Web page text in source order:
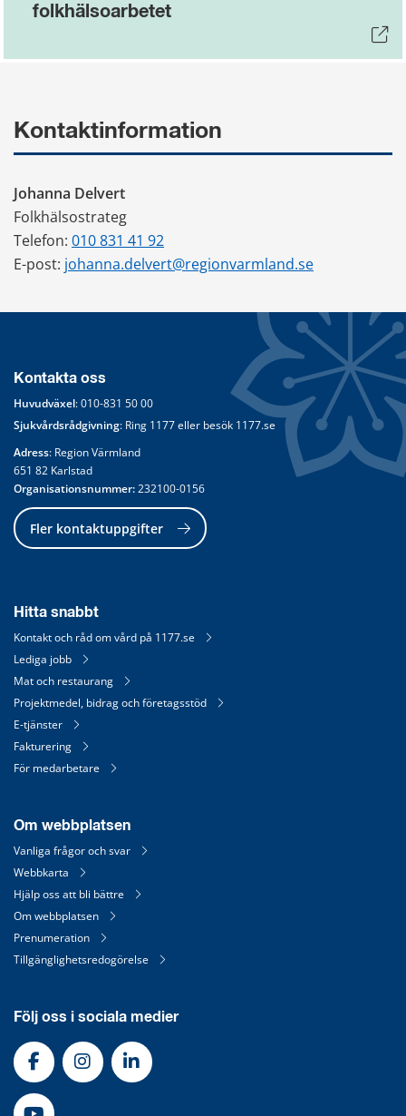
folkhälsoarbetet
Kontaktinformation
Johanna Delvert
Folkhälsostrateg
Telefon: 010 831 41 92
E-post: johanna.delvert@regionvarmland.se
Kontakta oss
Huvudväxel: 010-831 50 00
Sjukvårdsrådgivning: Ring 1177 eller besök 1177.se
Adress: Region Värmland
651 82 Karlstad
Organisationsnummer: 232100-0156
Fler kontaktuppgifter
Hitta snabbt
Kontakt och råd om vård på 1177.se
Lediga jobb
Mat och restaurang
Projektmedel, bidrag och företagsstöd
E-tjänster
Fakturering
För medarbetare
Om webbplatsen
Vanliga frågor och svar
Webbkarta
Hjälp oss att bli bättre
Om webbplatsen
Prenumeration
Tillgänglighetsredogörelse
Följ oss i sociala medier